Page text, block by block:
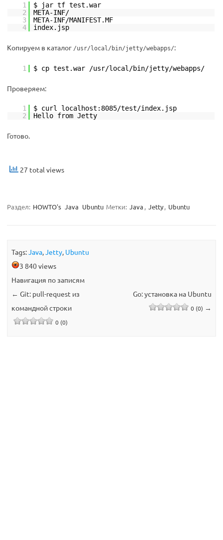
1
$ jar tf test.war
2
META-INF/
3
META-INF/MANIFEST.MF
4
index.jsp
Копируем в каталог /usr/local/bin/jetty/webapps/:
1 $ cp test.war /usr/local/bin/jetty/webapps/
Проверяем:
1
$ curl localhost:8085/test/index.jsp
2
Hello from Jetty
Готово.
27 total views
Раздел: HOWTO's Java Ubuntu Метки: Java , Jetty, Ubuntu
Tags:Java,Jetty, Ubuntu
3 840 views
Навигация по записям
← Git: pull-request из
командной строки
0 (0)
Go: установка на Ubuntu
0 (0) →